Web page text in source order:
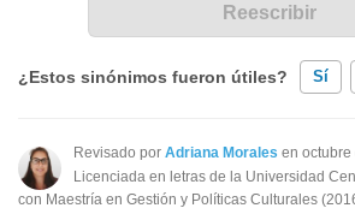
¿Estos sinónimos fueron útiles? Sí
Existen sinónimos incorrectos
Ninguno de los sinónimos presentados
Revisado por Adriana Morales en octubre
Licenciada en letras de la Universidad
con Maestría en Gestión y Políticas Culturales